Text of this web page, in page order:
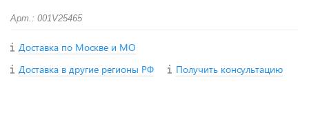
Арт.: 001V25465
Доставка по Москве и МО
Доставка в другие регионы РФ
Получить консультацию